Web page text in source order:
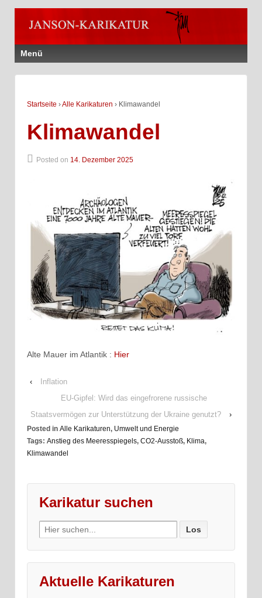
Menü
Startseite ›Alle Karikaturen › Klimawandel
Klimawandel
Posted on 14. Dezember 2025
Alte Mauer im Atlantik : Hier
‹
Inflation
EU-Gipfel: Wird das eingefrorene russische
Staatsvermögen zur Unterstützung der Ukraine genutzt?
›
Posted in Alle Karikaturen, Umwelt und Energie
Tags: Anstieg des Meeresspiegels, CO2-Ausstoß, Klima,
Klimawandel
Karikatur suchen
Search
for:
Aktuelle Karikaturen